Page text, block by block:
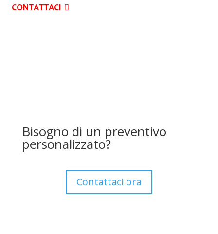
CONTATTACI
Bisogno di un preventivo
personalizzato?
Contattaci ora